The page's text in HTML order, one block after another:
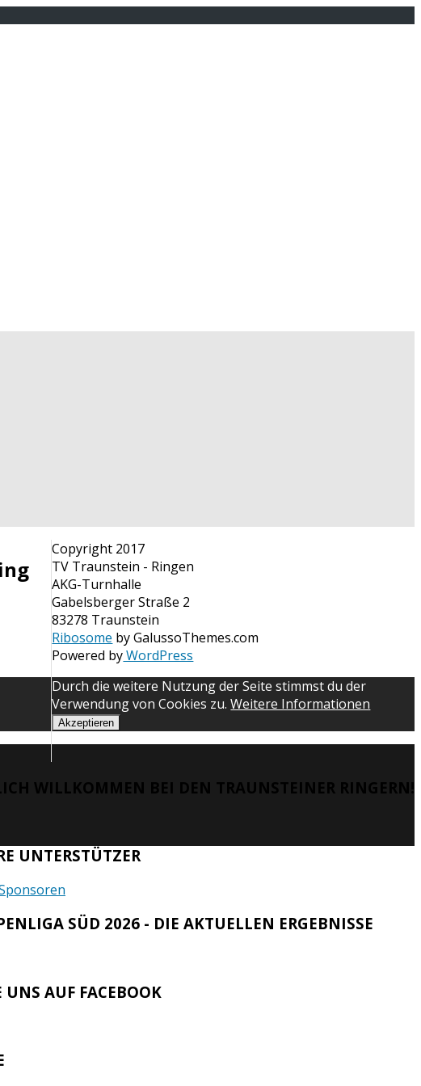
WILLKOMMEN BEI DEN TRAUNSTEINER RINGERN!
UNTERSTÜTZER
SÜD 2026 - DIE AKTUELLEN ERGEBNISSE
UNS AUF FACEBOOK
Copyright 2017
TV Traunstein - Ringen
AKG-Turnhalle
Gabelsberger Straße 2
83278 Traunstein
Ribosome by GalussoThemes.com
Powered byWordPress
Durch die weitere Nutzung der Seite stimmst du der
Verwendung von Cookies zu.Weitere Informationen
Akzeptieren